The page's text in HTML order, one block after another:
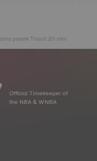
pasek Tissot 20 mm
Official Timekeeper of
the NBA & WNBA